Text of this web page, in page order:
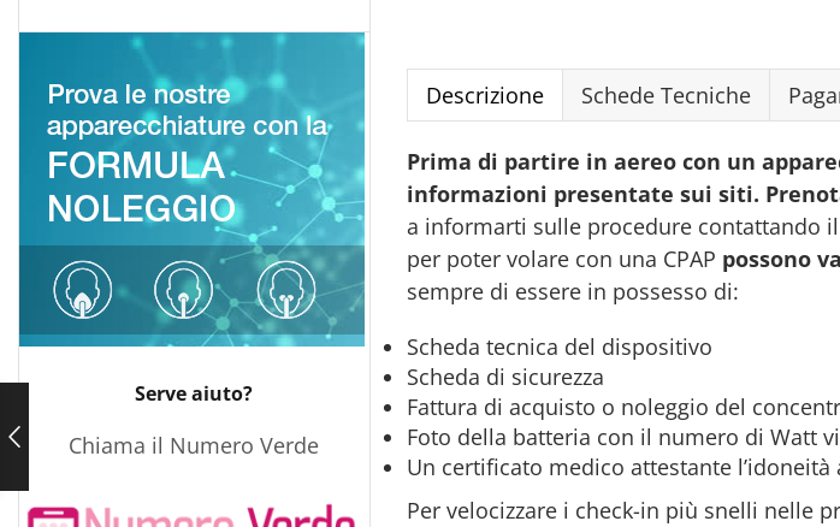
Serve aiuto?
Chiama il Numero Verde
Descrizione Schede Tecniche
Prima di partire in aereo con un
informazioni presentate sui siti.
a informarti sulle procedure contattando
per poter volare con una CPAP possono
sempre di essere in possesso di:
Scheda tecnica del dispositivo
Scheda di sicurezza
Fattura di acquisto o noleggio del
Foto della batteria con il numero di Watt
Un certificato medico attestante l’idoneità
Per velocizzare i check-in più snelli nelle